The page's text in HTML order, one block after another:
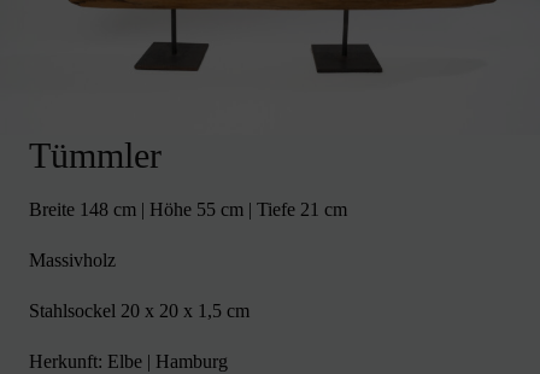
Tümmler
Breite 148 cm | Höhe 55 cm | Tiefe 21 cm
Massivholz
Stahlsockel 20 x 20 x 1,5 cm
Herkunft: Elbe | Hamburg